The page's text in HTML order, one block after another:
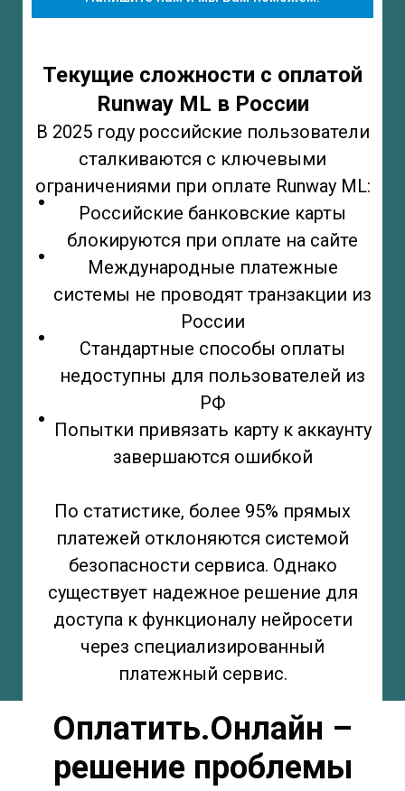
Текущие сложности с оплатой
Runway ML в России
В 2025 году российские пользователи
сталкиваются с ключевыми
ограничениями при оплате Runway ML:
Российские банковские карты
блокируются при оплате на сайте
Международные платежные
системы не проводят транзакции из
России
Стандартные способы оплаты
недоступны для пользователей из
РФ
Попытки привязать карту к аккаунту
завершаются ошибкой
По статистике, более 95% прямых
платежей отклоняются системой
безопасности сервиса. Однако
существует надежное решение для
доступа к функционалу нейросети
через специализированный
платежный сервис.
Оплатить.Онлайн –
решение проблемы